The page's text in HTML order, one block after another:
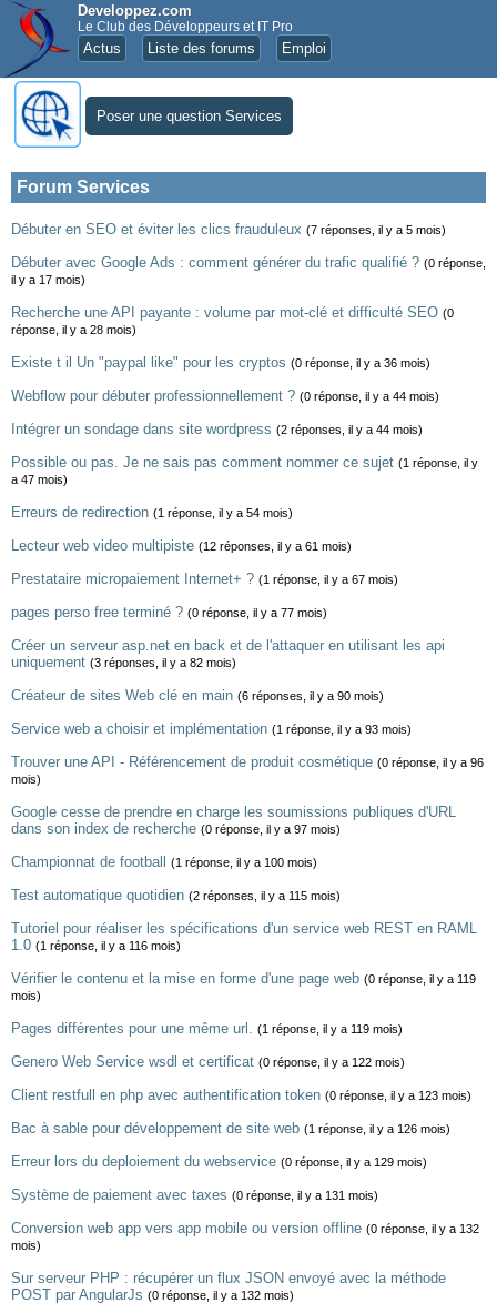
Developpez.com
Le Club des Développeurs et IT Pro
Actus Liste des forums Emploi
Poser une question Services
Forum Services
Débuter en SEO et éviter les clics frauduleux (7 réponses, il y a 5 mois)
Débuter avec Google Ads : comment générer du trafic qualifié ? (0 réponse,
il y a 17 mois)
Recherche une API payante : volume par mot-clé et difficulté SEO (0
réponse, il y a 28 mois)
Existe t il Un "paypal like" pour les cryptos (0 réponse, il y a 36 mois)
Webflow pour débuter professionnellement ? (0 réponse, il y a 44 mois)
Intégrer un sondage dans site wordpress (2 réponses, il y a 44 mois)
Possible ou pas. Je ne sais pas comment nommer ce sujet (1 réponse, il y
a 47 mois)
Erreurs de redirection (1 réponse, il y a 54 mois)
Lecteur web video multipiste (12 réponses, il y a 61 mois)
Prestataire micropaiement Internet+ ? (1 réponse, il y a 67 mois)
pages perso free terminé ? (0 réponse, il y a 77 mois)
Créer un serveur asp.net en back et de l'attaquer en utilisant les api
uniquement (3 réponses, il y a 82 mois)
Créateur de sites Web clé en main (6 réponses, il y a 90 mois)
Service web a choisir et implémentation (1 réponse, il y a 93 mois)
Trouver une API - Référencement de produit cosmétique (0 réponse, il y a 96
mois)
Google cesse de prendre en charge les soumissions publiques d'URL
dans son index de recherche (0 réponse, il y a 97 mois)
Championnat de football (1 réponse, il y a 100 mois)
Test automatique quotidien (2 réponses, il y a 115 mois)
Tutoriel pour réaliser les spécifications d'un service web REST en RAML
1.0 (1 réponse, il y a 116 mois)
Vérifier le contenu et la mise en forme d'une page web (0 réponse, il y a 119
mois)
Pages différentes pour une même url. (1 réponse, il y a 119 mois)
Genero Web Service wsdl et certificat (0 réponse, il y a 122 mois)
Client restfull en php avec authentification token (0 réponse, il y a 123 mois)
Bac à sable pour développement de site web (1 réponse, il y a 126 mois)
Erreur lors du deploiement du webservice (0 réponse, il y a 129 mois)
Système de paiement avec taxes (0 réponse, il y a 131 mois)
Conversion web app vers app mobile ou version offline (0 réponse, il y a 132
mois)
Sur serveur PHP : récupérer un flux JSON envoyé avec la méthode
POST par AngularJs (0 réponse, il y a 132 mois)